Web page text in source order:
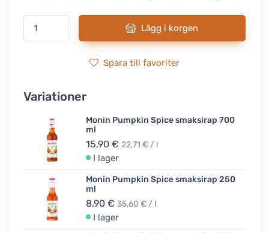
Lägg i korgen
Spara till favoriter
Variationer
Monin Pumpkin Spice smaksirap 700
ml
15,90 € 22,71 € / l
I lager
Monin Pumpkin Spice smaksirap 250
ml
8,90 € 35,60 € / l
I lager